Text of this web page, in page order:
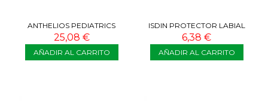
ANTHELIOS PEDIATRICS
UVMUNE 400 SPF50+ LECHE
HIDRATANTE...
25,08 €
AÑADIR AL CARRITO
ISDIN PROTECTOR LABIAL
SPF30 4G
6,38 €
AÑADIR AL CARRITO